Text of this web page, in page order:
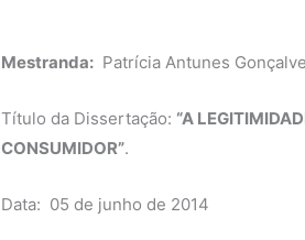
Mestranda: Patrícia Antunes
Título da Dissertação: “A
CONSUMIDOR”.
Data: 05 de junho de 2014